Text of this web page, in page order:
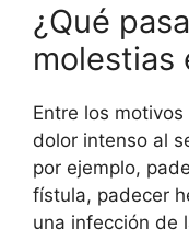
¿Qué
molestias
Entre los
dolor intenso al
por ejemplo,
fístula, padecer
una infección de